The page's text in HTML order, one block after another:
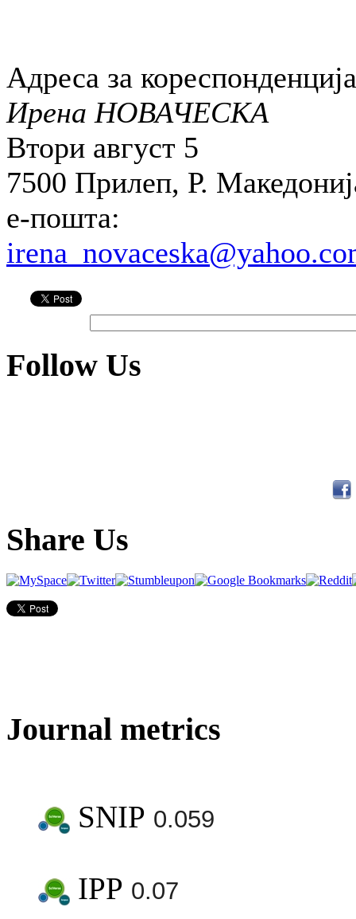
Адреса за
Ирена НОВАЧЕСКА
Втори август 5
7500 Прилеп, Р.
e-пошта:
Follow Us
Share Us
Journal metrics
SNIP 0.059
IPP 0.07